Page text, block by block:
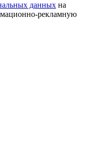
данных на
рекламную